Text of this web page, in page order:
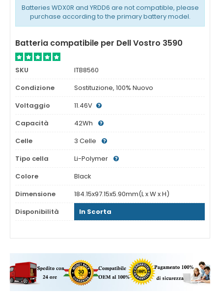
Batteries WDX0R and YRDD6 are not compatible, please
purchase according to the primary battery model.
Batteria compatibile per Dell Vostro 3590
SKU
ITB8560
Condizione
Sostituzione, 100% Nuovo
Voltaggio
11.46V
Capacità
42Wh
Celle
3 Celle
Tipo cella
Li-Polymer
Colore
Black
Dimensione
184.15x97.15x5.90mm(L x W x H)
Disponibilità
In Scorta